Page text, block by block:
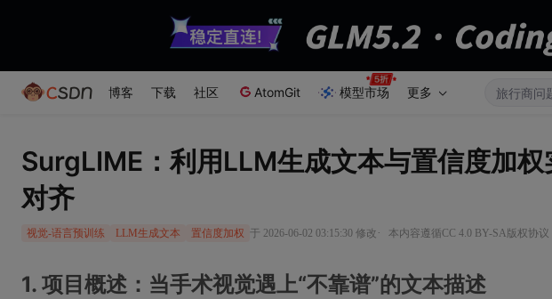
博客 下载 社区 AtomGit 模型市场 更多
SurgLIME：利用LLM生成文本与置信度加
对齐
视觉-语言预训练 LLM生成文本 置信度加权 于 2026-06-02 03:15:30 修改 · 本内容遵循CC 4.0 BY-SA版权协议
1. 项目概述：当手术视觉遇上“不靠谱”的文本描述